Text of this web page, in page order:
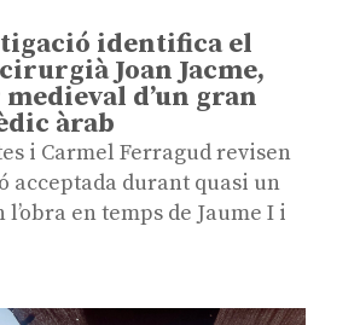
identifica el
Joan Jacme,
d’un gran
àrab
i Carmel Ferragud revisen
acceptada durant quasi un
en temps de Jaume I i